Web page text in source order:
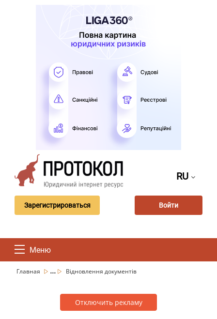
RU
Зарегистрироваться Войти
Меню
Главная ... Відновлення документів
Отключить рекламу